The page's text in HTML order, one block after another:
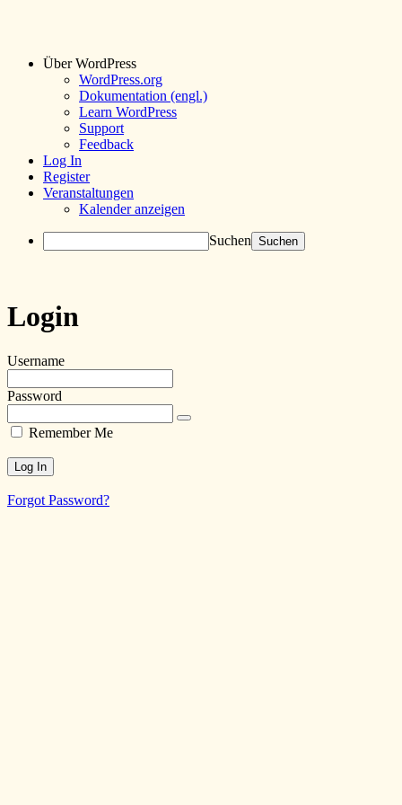
Über WordPress
WordPress.org
Dokumentation (engl.)
Learn WordPress
Support
Feedback
Log In
Register
Veranstaltungen
Kalender anzeigen
Suchen
Login
Username
Password
Remember Me
Forgot Password?